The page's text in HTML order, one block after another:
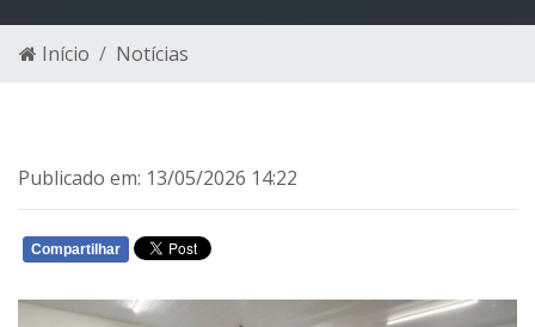
Início Notícias
Publicado em: 13/05/2026 14:22
Compartilhar